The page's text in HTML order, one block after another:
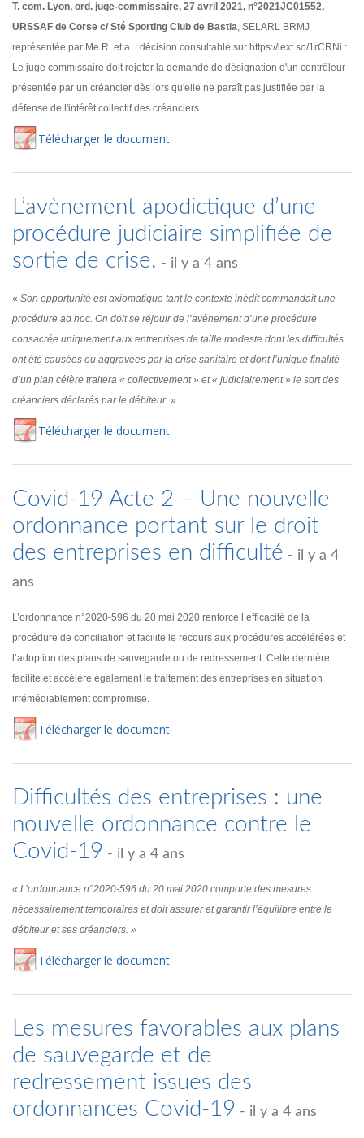
T. com. Lyon, ord. juge-commissaire, 27 avril 2021, n°2021JC01552,
URSSAF de Corse c/ Sté Sporting Club de Bastia, SELARL BRMJ
représentée par Me R. et a. : décision consultable sur https://lext.so/1rCRNi :
Le juge commissaire doit rejeter la demande de désignation d'un contrôleur
présentée par un créancier dès lors qu'elle ne paraît pas justifiée par la
défense de l'intérêt collectif des créanciers.
Télécharger le document
L’avènement apodictique d’une
procédure judiciaire simplifiée de
sortie de crise. - il y a 4 ans
« Son opportunité est axiomatique tant le contexte inédit commandait une
procédure ad hoc. On doit se réjouir de l’avènement d’une procédure
consacrée uniquement aux entreprises de taille modeste dont les difficultés
ont été causées ou aggravées par la crise sanitaire et dont l’unique finalité
d’un plan célère traitera « collectivement » et « judiciairement » le sort des
créanciers déclarés par le débiteur. »
Télécharger le document
Covid-19 Acte 2 – Une nouvelle
ordonnance portant sur le droit
des entreprises en difficulté - il y a 4
ans
L’ordonnance n°2020-596 du 20 mai 2020 renforce l’efficacité de la
procédure de conciliation et facilite le recours aux procédures accélérées et
l’adoption des plans de sauvegarde ou de redressement. Cette dernière
facilite et accélère également le traitement des entreprises en situation
irrémédiablement compromise.
Télécharger le document
Difficultés des entreprises : une
nouvelle ordonnance contre le
Covid-19 - il y a 4 ans
« L’ordonnance n°2020-596 du 20 mai 2020 comporte des mesures
nécessairement temporaires et doit assurer et garantir l’équilibre entre le
débiteur et ses créanciers. »
Télécharger le document
Les mesures favorables aux plans
de sauvegarde et de
redressement issues des
ordonnances Covid-19 - il y a 4 ans